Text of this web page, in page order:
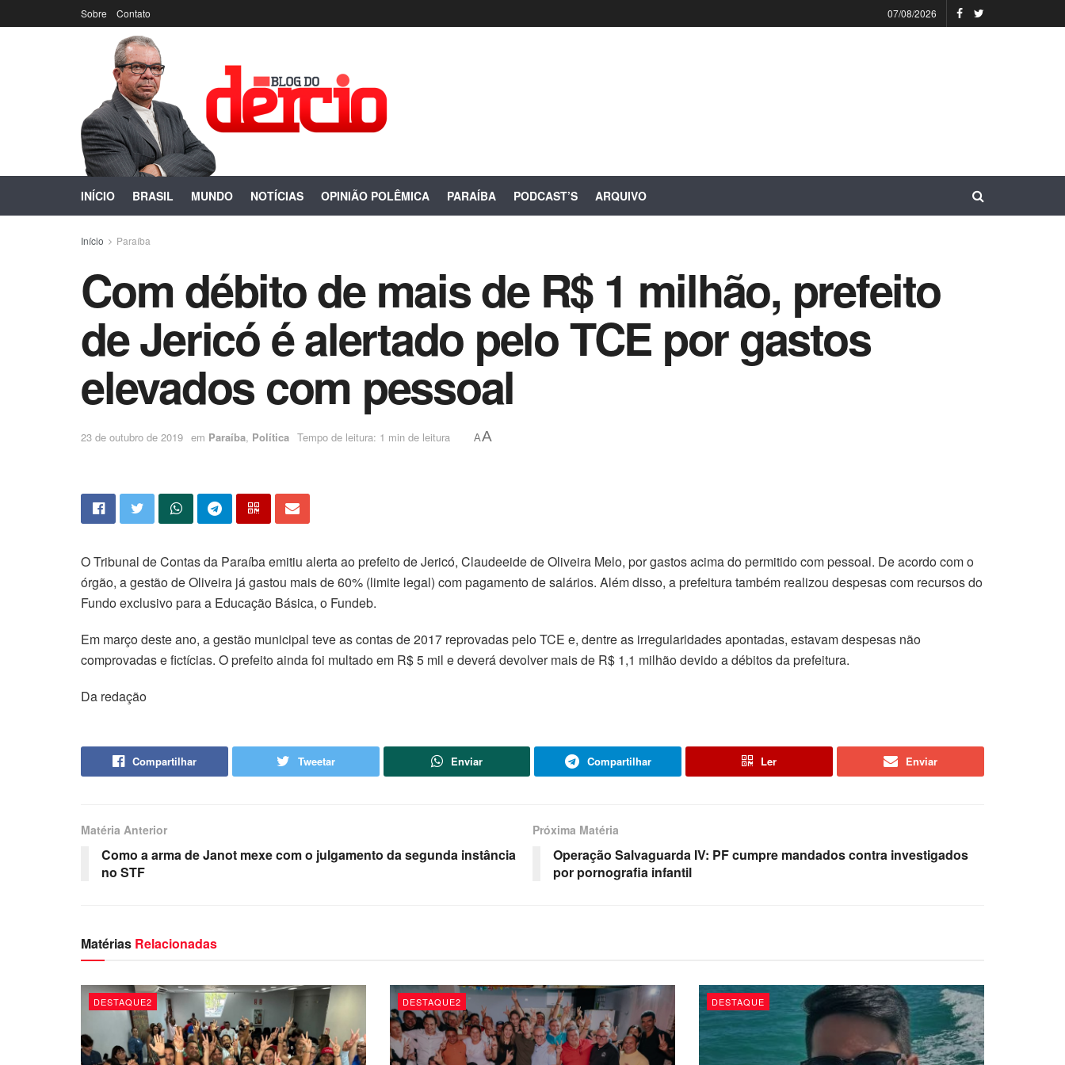
Sobre Contato 07/08/2026
INÍCIO BRASIL MUNDO NOTÍCIAS OPINIÃO POLÊMICA PARAÍBA PODCAST’S ARQUIVO
Início Paraíba
Com débito de mais de R$ 1 milhão, prefeito
de Jericó é alertado pelo TCE por gastos
elevados com pessoal
23 de outubro de 2019 em Paraíba, Política Tempo de leitura: 1 min de leitura AA
O Tribunal de Contas da Paraíba emitiu alerta ao prefeito de Jericó, Claudeeide de Oliveira Melo, por gastos acima do permitido com pessoal. De acordo com o
órgão, a gestão de Oliveira já gastou mais de 60% (limite legal) com pagamento de salários. Além disso, a prefeitura também realizou despesas com recursos do
Fundo exclusivo para a Educação Básica, o Fundeb.
Em março deste ano, a gestão municipal teve as contas de 2017 reprovadas pelo TCE e, dentre as irregularidades apontadas, estavam despesas não
comprovadas e fictícias. O prefeito ainda foi multado em R$ 5 mil e deverá devolver mais de R$ 1,1 milhão devido a débitos da prefeitura.
Da redação
Compartilhar Tweetar Enviar Compartilhar Ler Enviar
Matéria Anterior
Como a arma de Janot mexe com o julgamento da segunda instância
no STF
Próxima Matéria
Operação Salvaguarda IV: PF cumpre mandados contra investigados
por pornografia infantil
Matérias Relacionadas
DESTAQUE2 DESTAQUE2 DESTAQUE